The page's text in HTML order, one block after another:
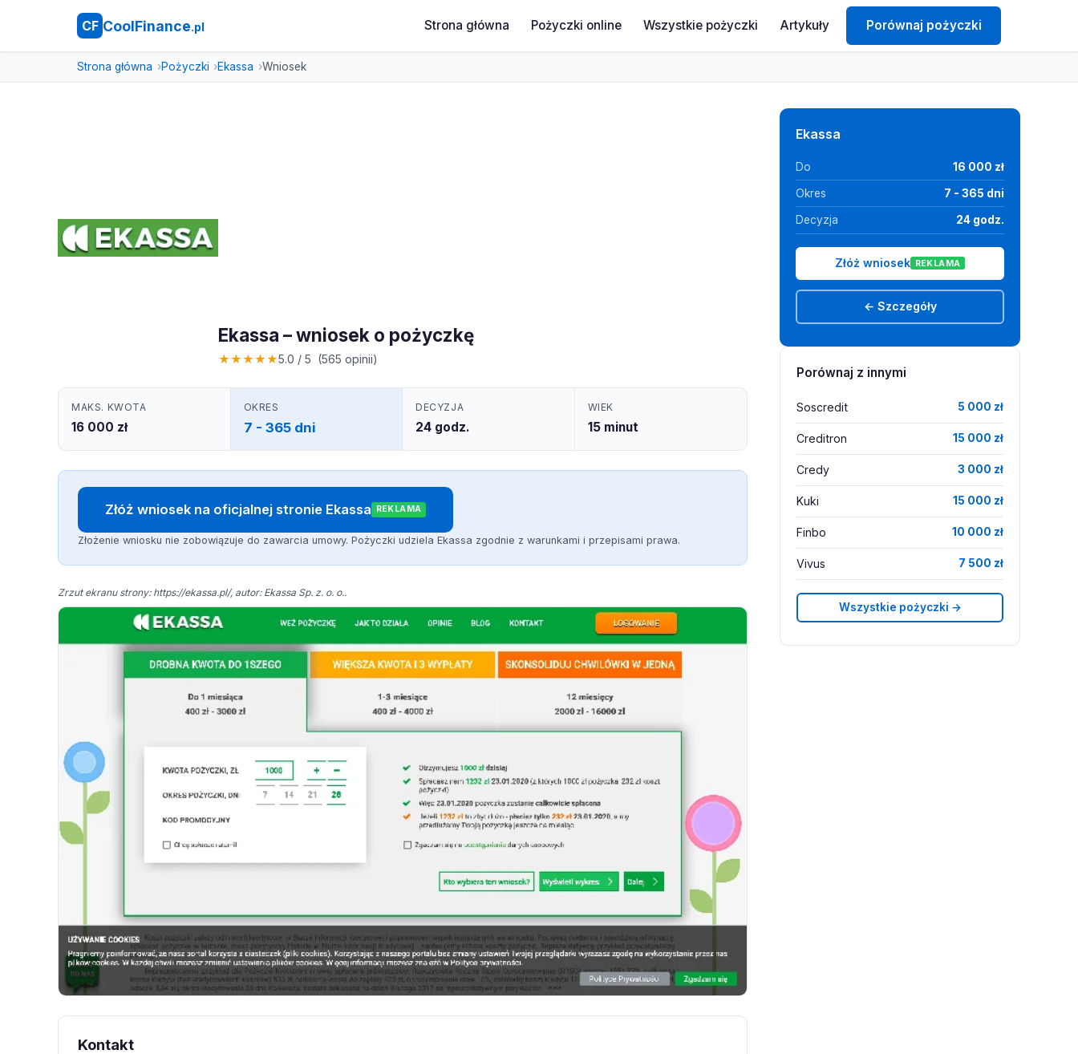
CF CoolFinance.pl Strona główna Pożyczki online Wszystkie pożyczki Artykuły Porównaj pożyczki
Strona główna Pożyczki Ekassa Wniosek
Ekassa – wniosek o pożyczkę
★★★★★5.0 / 5 (565 opinii)
MAKS. KWOTA
16 000 zł
OKRES
7 - 365 dni
DECYZJA
24 godz.
WIEK
15 minut
Złóż wniosek na oficjalnej stronie Ekassa REKLAMA
Złożenie wniosku nie zobowiązuje do zawarcia umowy. Pożyczki udziela Ekassa zgodnie z warunkami i przepisami prawa.
Zrzut ekranu strony: https://ekassa.pl/, autor: Ekassa Sp. z. o. o..
Kontakt
Ekassa
Do 16 000 zł
Okres 7 - 365 dni
Decyzja 24 godz.
Złóż wniosek REKLAMA
← Szczegóły
Porównaj z innymi
Soscredit 5 000 zł
Creditron 15 000 zł
Credy 3 000 zł
Kuki 15 000 zł
Finbo 10 000 zł
Vivus 7 500 zł
Wszystkie pożyczki →